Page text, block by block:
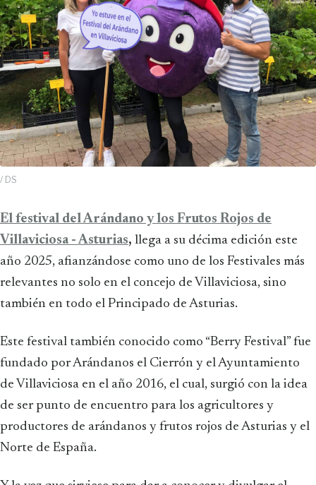
/ DS
El festival del Arándano y los Frutos Rojos de
Villaviciosa - Asturias, llega a su décima edición este
año 2025, afianzándose como uno de los Festivales más
relevantes no solo en el concejo de Villaviciosa, sino
también en todo el Principado de Asturias.
Este festival también conocido como “Berry Festival” fue
fundado por Arándanos el Cierrón y el Ayuntamiento
de Villaviciosa en el año 2016, el cual, surgió con la idea
de ser punto de encuentro para los agricultores y
productores de arándanos y frutos rojos de Asturias y el
Norte de España.